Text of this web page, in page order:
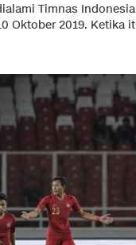
Timnas
Oktober 2019. Ketika